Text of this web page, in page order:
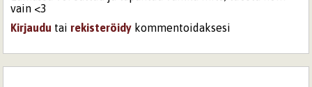
vain <3
Kirjaudu tai rekisteröidy kommentoidaksesi
Sivut